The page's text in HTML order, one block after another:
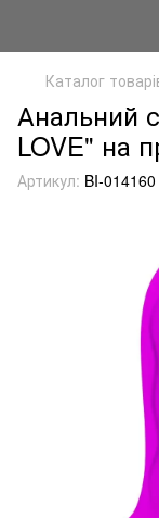
Каталог
Анальний
LOVE" на
Артикул: BI-014160